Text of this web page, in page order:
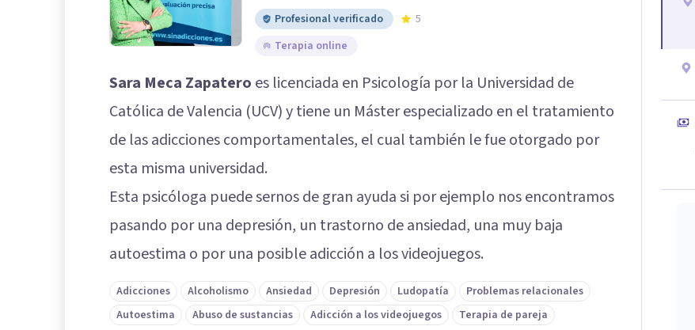
Profesional verificado
5
Terapia online
Sara Meca Zapatero es licenciada en Psicología por la Universidad de
Católica de Valencia (UCV) y tiene un Máster especializado en el tratamiento
de las adicciones comportamentales, el cual también le fue otorgado por
esta misma universidad.
Esta psicóloga puede sernos de gran ayuda si por ejemplo nos encontramos
pasando por una depresión, un trastorno de ansiedad, una muy baja
autoestima o por una posible adicción a los videojuegos.
Adicciones Alcoholismo Ansiedad Depresión Ludopatía
Problemas relacionales
Autoestima
Abuso de sustancias Adicción a los videojuegos Terapia de pareja